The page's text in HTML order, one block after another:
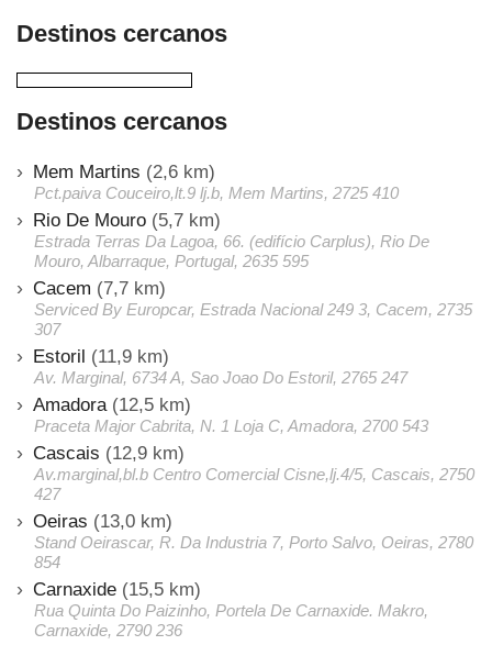
Destinos cercanos
Destinos cercanos
Mem Martins (2,6 km)
Pct.paiva Couceiro,lt.9 lj.b, Mem Martins, 2725 410
Rio De Mouro (5,7 km)
Estrada Terras Da Lagoa, 66. (edifício Carplus), Rio De
Mouro, Albarraque, Portugal, 2635 595
Cacem (7,7 km)
Serviced By Europcar, Estrada Nacional 249 3, Cacem, 2735
307
Estoril (11,9 km)
Av. Marginal, 6734 A, Sao Joao Do Estoril, 2765 247
Amadora (12,5 km)
Praceta Major Cabrita, N. 1 Loja C, Amadora, 2700 543
Cascais (12,9 km)
Av.marginal,bl.b Centro Comercial Cisne,lj.4/5, Cascais, 2750
427
Oeiras (13,0 km)
Stand Oeirascar, R. Da Industria 7, Porto Salvo, Oeiras, 2780
854
Carnaxide (15,5 km)
Rua Quinta Do Paizinho, Portela De Carnaxide. Makro,
Carnaxide, 2790 236